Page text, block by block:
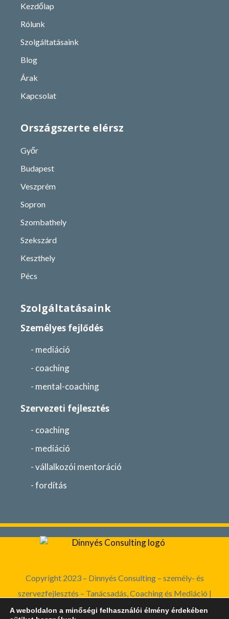
Kezdőlap
Rólunk
Szolgáltatásaink
Blog
Árak
Kapcsolat
Országszerte elérsz
Győr
Budapest
Veszprém
Sopron
Szombathely
Szekszárd
Keszthely
Pécs
Szolgáltatásaink
Személyes fejlődés
- mediáció
- coaching
- mental-coaching
Szervezeti fejlesztés
- coaching
- mediáció
- vállalkozói mentoráció
- fordítás
Copyright 2023 – Dinnyés Consulting – személy- és
szervezfejlesztés – Tanácsadás, Coaching és Mediáció |
Adatvédelmi irányelvek |ÁSZF
A weboldalon a minőségi felhasználói élmény érdekében